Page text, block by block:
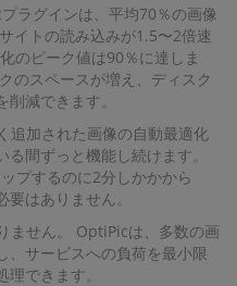
ラグインは、平均70％の画像
イトの読み込みが1.5〜2倍速
のピーク値は90％に達しま
のスペースが増え、ディスク
減できます。
追加された画像の自動最適化
間ずっと機能し続けます。
プするのに2分しかかから
はありません。
ません。 OptiPicは、多数の画
、サービスへの負荷を最小限
できます。